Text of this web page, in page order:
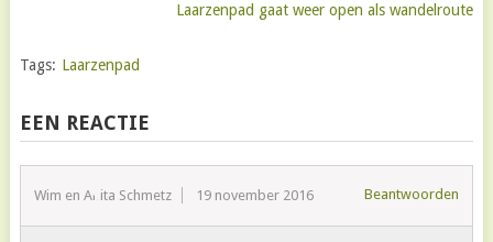
Laarzenpad gaat weer open als wandelroute
Tags: Laarzenpad
EEN REACTIE
Wim en Anita Schmetz 19 november 2016 Beantwoorden